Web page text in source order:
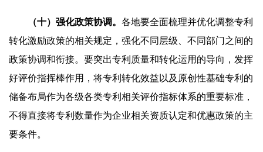
（十）强化政策协调。 各地要全面梳理并优化调整专利
转化激励政策的相关规定，强化不同层级、不同部门之间的
政策协调和衔接。要突出专利质量和转化运用的导向，发挥
好评价指挥棒作用，将专利转化效益以及原创性基础专利的
储备布局作为各级各类专利相关评价指标体系的重要标准，
不得直接将专利数量作为企业相关资质认定和优惠政策的主
要条件。